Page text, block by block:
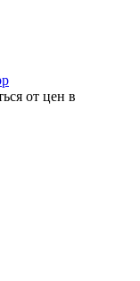
от цен в